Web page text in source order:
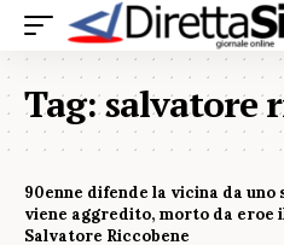
Tag:salvatore
90enne difende la vicina da uno
viene aggredito, morto da eroe
Salvatore Riccobene